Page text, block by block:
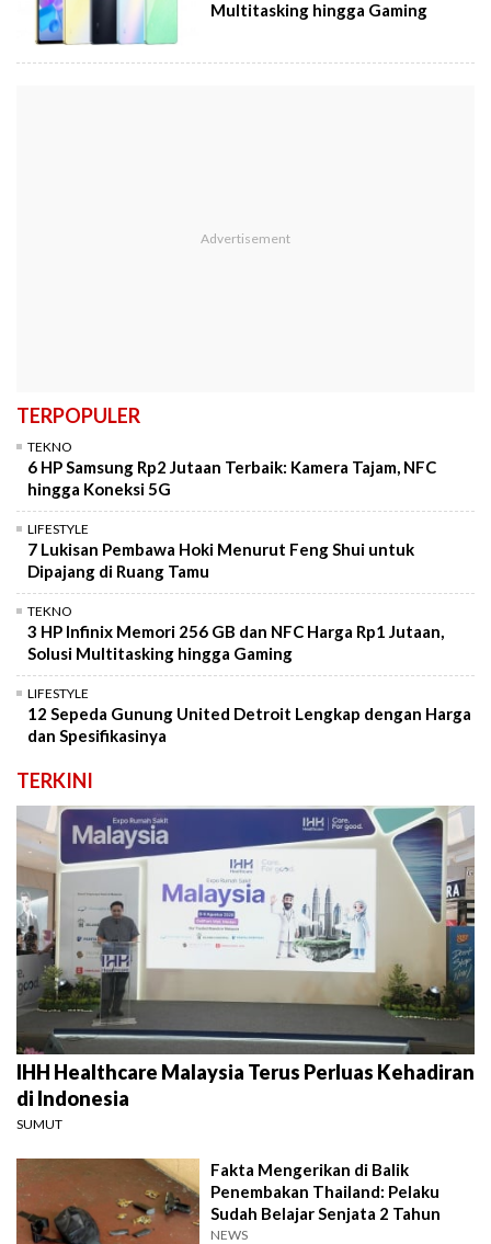
Multitasking hingga Gaming
TERPOPULER
TEKNO
6 HP Samsung Rp2 Jutaan Terbaik: Kamera Tajam, NFC
hingga Koneksi 5G
LIFESTYLE
7 Lukisan Pembawa Hoki Menurut Feng Shui untuk
Dipajang di Ruang Tamu
TEKNO
3 HP Infinix Memori 256 GB dan NFC Harga Rp1 Jutaan,
Solusi Multitasking hingga Gaming
LIFESTYLE
12 Sepeda Gunung United Detroit Lengkap dengan Harga
dan Spesifikasinya
TERKINI
IHH Healthcare Malaysia Terus Perluas Kehadiran
di Indonesia
SUMUT
Fakta Mengerikan di Balik
Penembakan Thailand: Pelaku
Sudah Belajar Senjata 2 Tahun
NEWS